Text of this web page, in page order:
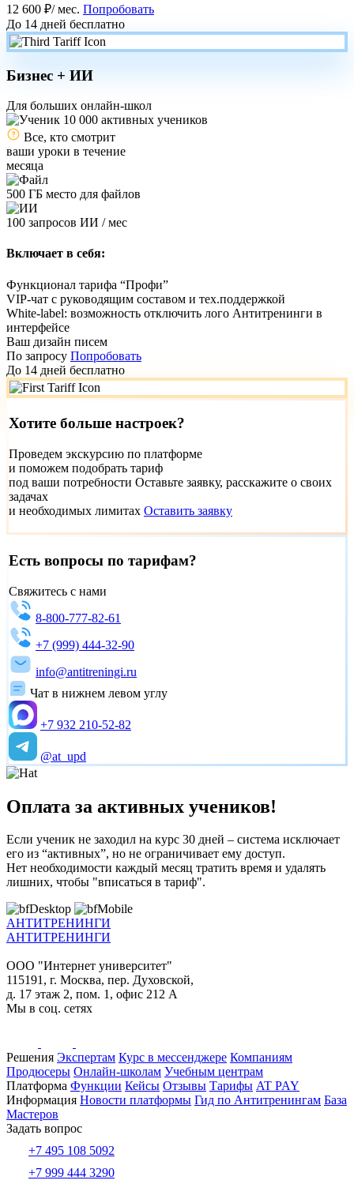
12 600 ₽/ мес. Попробовать
До 14 дней бесплатно
Бизнес + ИИ
Для больших онлайн-школ
10 000 активных учеников
Все, кто смотрит
ваши уроки в течение
месяца
500 ГБ место для файлов
100 запросов ИИ / мес
Включает в себя:
Функционал тарифа “Профи”
VIP-чат с руководящим составом и тех.поддержкой
White-label: возможность отключить лого Антитренинги в
интерфейсе
Ваш дизайн писем
По запросу Попробовать
До 14 дней бесплатно
Хотите больше настроек?
Проведем экскурсию по платформе
и поможем подобрать тариф
под ваши потребности Оставьте заявку, расскажите о своих
задачах
и необходимых лимитах Оставить заявку
Есть вопросы по тарифам?
Свяжитесь с нами
8-800-777-82-61
+7 (999) 444-32-90
info@antitreningi.ru
Чат в нижнем левом углу
+7 932 210-52-82
@at_upd
Оплата за активных учеников!
Если ученик не заходил на курс 30 дней – система исключает
его из “активных”, но не ограничивает ему доступ.
Нет необходимости каждый месяц тратить время и удалять
лишних, чтобы "вписаться в тариф".
АНТИТРЕНИНГИ
АНТИТРЕНИНГИ
ООО "Интернет университет"
115191, г. Москва, пер. Духовской,
д. 17 этаж 2, пом. 1, офис 212 А
Мы в соц. сетях
Решения Экспертам Курс в мессенджере Компаниям
Продюсеры Онлайн-школам Учебным центрам
Платформа Функции Кейсы Отзывы Тарифы AT PAY
Информация Новости платформы Гид по Антитренингам База
Мастеров
Задать вопрос
+7 495 108 5092
+7 999 444 3290